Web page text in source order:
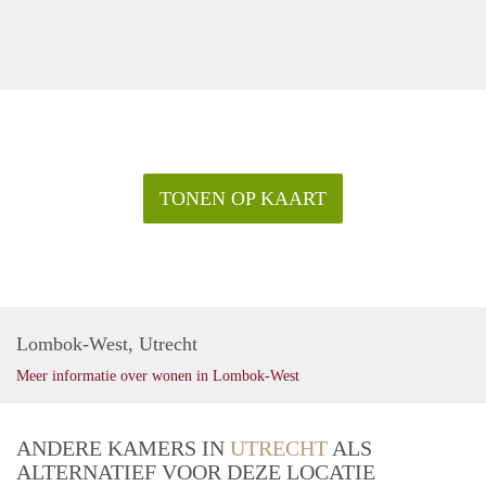
TONEN OP KAART
Lombok-West, Utrecht
Meer informatie over wonen in Lombok-West
ANDERE KAMERS IN UTRECHT ALS
ALTERNATIEF VOOR DEZE LOCATIE